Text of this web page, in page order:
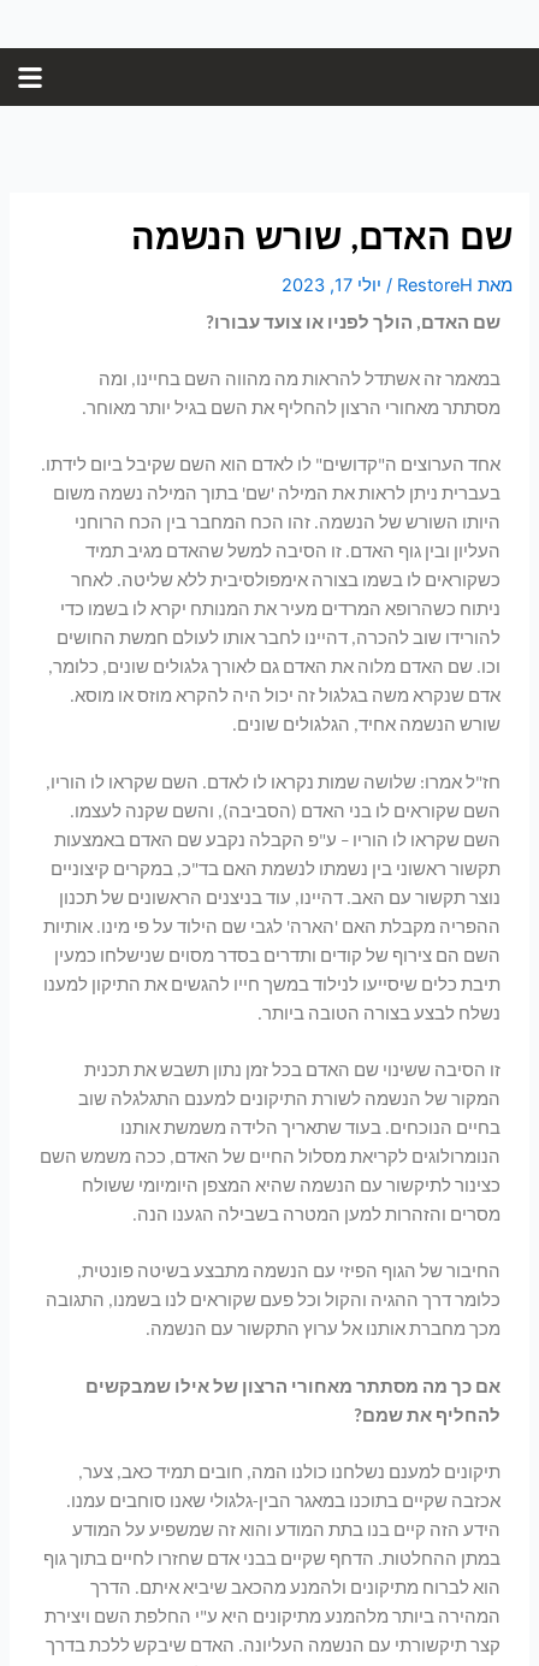
שם האדם, שורש הנשמה
מאת RestoreH
/ יולי 17, 2023
שם האדם, הולך לפניו או צועד עבורו?
במאמר זה אשתדל להראות מה מהווה השם בחיינו, ומה
מסתתר מאחורי הרצון להחליף את השם בגיל יותר מאוחר.
אחד הערוצים ה"קדושים" לו לאדם הוא השם שקיבל ביום לידתו.
בעברית ניתן לראות את המילה 'שם' בתוך המילה נשמה משום
היותו השורש של הנשמה. זהו הכח המחבר בין הכח הרוחני
העליון ובין גוף האדם. זו הסיבה למשל שהאדם מגיב תמיד
כשקוראים לו בשמו בצורה אימפולסיבית ללא שליטה. לאחר
ניתוח כשהרופא המרדים מעיר את המנותח יקרא לו בשמו כדי
להורידו שוב להכרה, דהיינו לחבר אותו לעולם חמשת החושים
וכו. שם האדם מלוה את האדם גם לאורך גלגולים שונים, כלומר,
אדם שנקרא משה בגלגול זה יכול היה להקרא מוזס או מוסא.
שורש הנשמה אחיד, הגלגולים שונים.
חז"ל אמרו: שלושה שמות נקראו לו לאדם. השם שקראו לו הוריו,
השם שקוראים לו בני האדם (הסביבה), והשם שקנה לעצמו.
השם שקראו לו הוריו – ע"פ הקבלה נקבע שם האדם באמצעות
תקשור ראשוני בין נשמתו לנשמת האם בד"כ, במקרים קיצוניים
נוצר תקשור עם האב. דהיינו, עוד בניצנים הראשונים של תכנון
ההפריה מקבלת האם 'הארה' לגבי שם הילוד על פי מינו. אותיות
השם הם צירוף של קודים ותדרים בסדר מסוים שנישלחו כמעין
תיבת כלים שיסייעו לנילוד במשך חייו להגשים את התיקון למענו
נשלח לבצע בצורה הטובה ביותר.
זו הסיבה ששינוי שם האדם בכל זמן נתון תשבש את תכנית
המקור של הנשמה לשורת התיקונים למענם התגלגלה שוב
בחיים הנוכחים. בעוד שתאריך הלידה משמשת אותנו
הנומרולוגים לקריאת מסלול החיים של האדם, ככה משמש השם
כצינור לתיקשור עם הנשמה שהיא המצפן היומיומי ששולח
מסרים והזהרות למען המטרה בשבילה הגענו הנה.
החיבור של הגוף הפיזי עם הנשמה מתבצע בשיטה פונטית,
כלומר דרך ההגיה והקול וכל פעם שקוראים לנו בשמנו, התגובה
מכך מחברת אותנו אל ערוץ התקשור עם הנשמה.
אם כך מה מסתתר מאחורי הרצון של אילו שמבקשים
להחליף את שמם?
תיקונים למענם נשלחנו כולנו המה, חובים תמיד כאב, צער,
אכזבה שקיים בתוכנו במאגר הבין-גלגולי שאנו סוחבים עמנו.
הידע הזה קיים בנו בתת המודע והוא זה שמשפיע על המודע
במתן ההחלטות. הדחף שקיים בבני אדם שחזרו לחיים בתוך גוף
הוא לברוח מתיקונים ולהמנע מהכאב שיביא איתם. הדרך
המהירה ביותר מלהמנע מתיקונים היא ע"י החלפת השם ויצירת
קצר תיקשורתי עם הנשמה העליונה. האדם שיבקש ללכת בדרך